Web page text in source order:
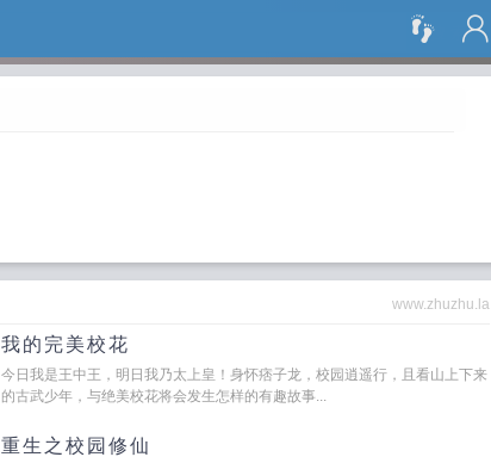
搜 索
www.zhuzhu.la
我的完美校花
今日我是王中王，明日我乃太上皇！身怀痞子龙，校园逍遥行，且看山上下来
的古武少年，与绝美校花将会发生怎样的有趣故事...
重生之校园修仙